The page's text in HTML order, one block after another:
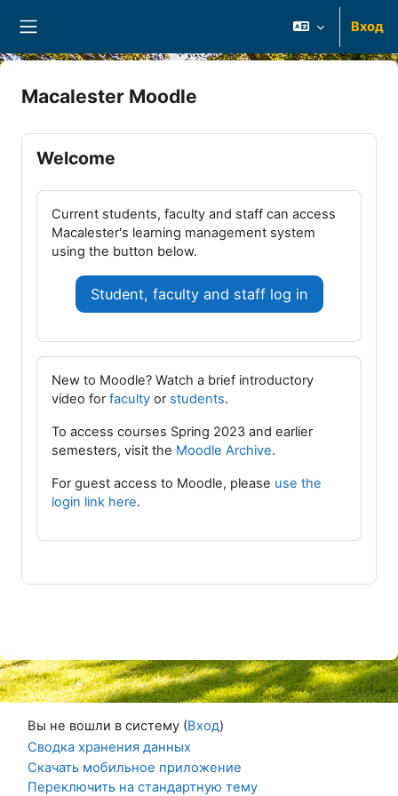
Вход
Macalester Moodle
Welcome
Current students, faculty and staff can access
Macalester's learning management system
using the button below.
Student, faculty and staff log in
New to Moodle? Watch a brief introductory
video forfaculty or students.
To access courses Spring 2023 and earlier
semesters, visit the Moodle Archive.
For guest access to Moodle, please use the
login link here.
Вы не вошли в систему (Вход)
Сводка хранения данных
Скачать мобильное приложение
Переключить на стандартную тему